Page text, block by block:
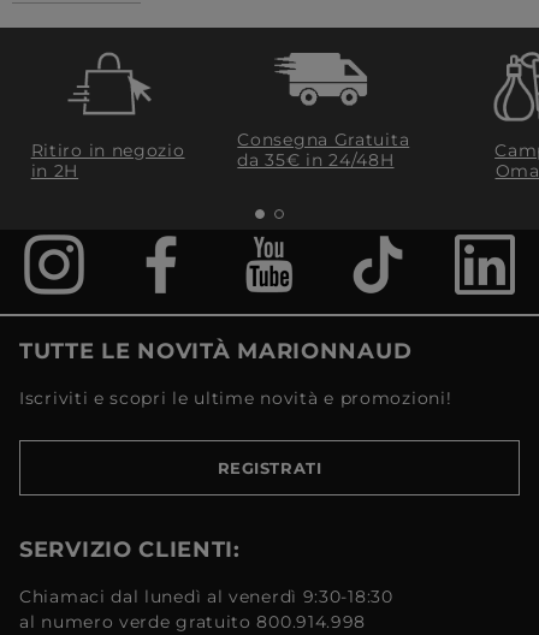
Ritiro in negozio
in 2H
Consegna Gratuita
da 35€​ in 24/48H
TUTTE LE NOVITÀ MARIONNAUD
Iscriviti e scopri le ultime novità e promozioni!
REGISTRATI
SERVIZIO CLIENTI:
Chiamaci dal lunedì al venerdì 9:30-18:30
al numero verde gratuito 800.914.998